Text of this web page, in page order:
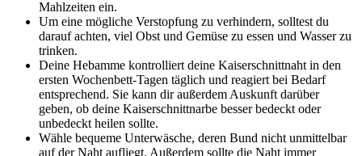
Mahlzeiten ein.
Um eine mögliche Verstopfung zu verhindern, solltest du
darauf achten, viel Obst und Gemüse zu essen und Wasser zu
trinken.
Deine Hebamme kontrolliert deine Kaiserschnittnaht in den
ersten Wochenbett-Tagen täglich und reagiert bei Bedarf
entsprechend. Sie kann dir außerdem Auskunft darüber
geben, ob deine Kaiserschnittnarbe besser bedeckt oder
unbedeckt heilen sollte.
Wähle bequeme Unterwäsche, deren Bund nicht unmittelbar
auf der Naht aufliegt. Außerdem sollte die Naht immer